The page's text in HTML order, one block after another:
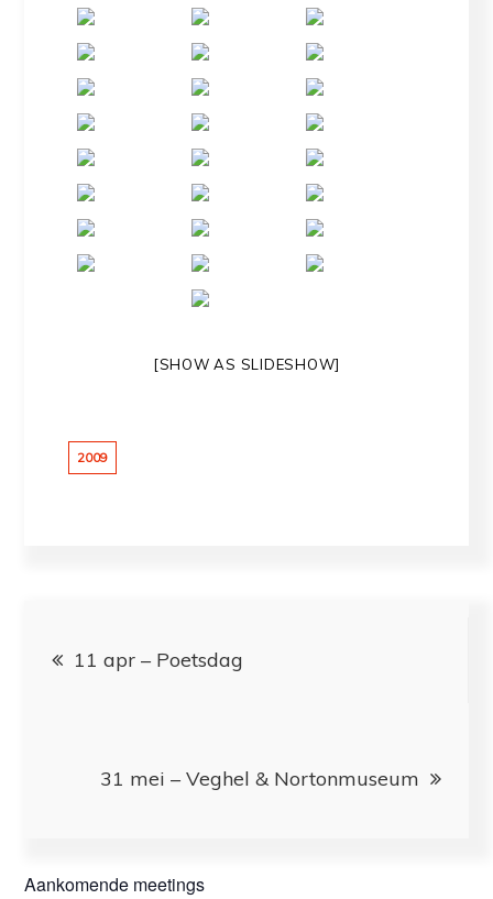
[SHOW AS SLIDESHOW]
2009
navigatie
11 apr – Poetsdag
31 mei – Veghel & Nortonmuseum
Aankomende meetings